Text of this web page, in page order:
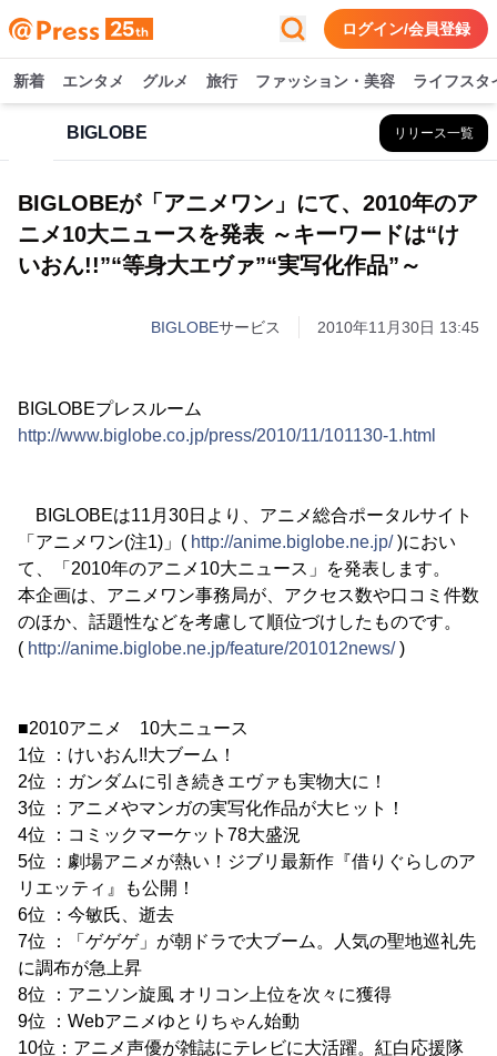
ログイン/会員登録
新着 エンタメ グルメ 旅行 ファッション・美容 ライフスタ
BIGLOBE リリース一覧
BIGLOBEが「アニメワン」にて、2010年のア
ニメ10大ニュースを発表 ～キーワードは“け
いおん!!”“等身大エヴァ”“実写化作品”～
BIGLOBEサービス 2010年11月30日 13:45
BIGLOBEプレスルーム
http://www.biglobe.co.jp/press/2010/11/101130-1.html
BIGLOBEは11月30日より、アニメ総合ポータルサイト
「アニメワン(注1)」( http://anime.biglobe.ne.jp/)におい
て、「2010年のアニメ10大ニュース」を発表します。
本企画は、アニメワン事務局が、アクセス数や口コミ件数
のほか、話題性などを考慮して順位づけしたものです。
( http://anime.biglobe.ne.jp/feature/201012news/)
■2010アニメ 10大ニュース
1位 ：けいおん!!大ブーム！
2位 ：ガンダムに引き続きエヴァも実物大に！
3位 ：アニメやマンガの実写化作品が大ヒット！
4位 ：コミックマーケット78大盛況
5位 ：劇場アニメが熱い！ジブリ最新作『借りぐらしのア
リエッティ』も公開！
6位 ：今敏氏、逝去
7位 ：「ゲゲゲ」が朝ドラで大ブーム。人気の聖地巡礼先
に調布が急上昇
8位 ：アニソン旋風 オリコン上位を次々に獲得
9位 ：Webアニメゆとりちゃん始動
10位：アニメ声優が雑誌にテレビに大活躍。紅白応援隊